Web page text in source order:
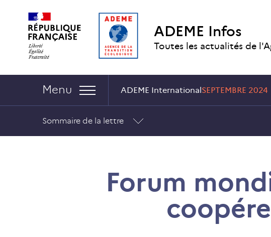
contenu
menu
cookies
ADEME Infos
Toutes les actualités de
Navigation :
Menu ADEME InternationalSEPTEMBRE 2024
Sommaire de la lettre
Forum